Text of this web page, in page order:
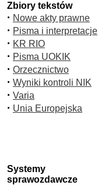
Zbiory tekstów
· Nowe akty prawne
· Pisma i interpretacje
· KR RIO
· Pisma UOKIK
· Orzecznictwo
· Wyniki kontroli NIK
· Varia
· Unia Europejska
Systemy
sprawozdawcze